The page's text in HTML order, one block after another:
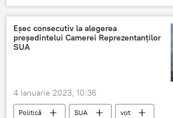
gaz
Eșec consecutiv la alegerea
președintelui Camerei Reprezentanților
SUA
4 Ianuarie 2023, 10:36
Politică SUA vot